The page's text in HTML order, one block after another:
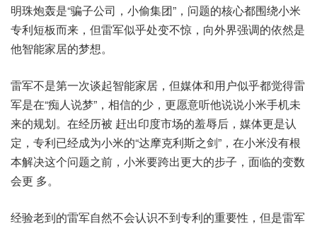
明珠炮轰是“骗子公司，小偷集团”，问题的核心都围绕小米
专利短板而来，但雷军似乎处变不惊，向外界强调的依然是
他智能家居的梦想。
雷军不是第一次谈起智能家居，但媒体和用户似乎都觉得雷
军是在“痴人说梦”，相信的少，更愿意听他说说小米手机未
来的规划。在经历被 赶出印度市场的羞辱后，媒体更是认
定，专利已经成为小米的“达摩克利斯之剑”，在小米没有根
本解决这个问题之前，小米要跨出更大的步子，面临的变数
会更 多。
经验老到的雷军自然不会认识不到专利的重要性，但是雷军